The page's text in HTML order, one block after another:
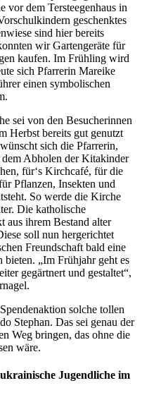
vor dem Tersteegenhaus in
geschenktes
sind hier bereits
wir Gartengeräte für
kaufen. Im Frühling wird
sich Pfarrerin Mareike
einen symbolischen
sei von den Besucherinnen
Herbst bereits gut genutzt
sich die Pfarrerin,
dem Abholen der Kitakinder
für‘s Kirchcafé, für die
Pflanzen, Insekten und
So werde die Kirche
Die katholische
aus ihrem Bestand alter
soll nun hergerichtet
Freundschaft bald eine
bieten. „Im Frühjahr geht es
gegärtnert und gestaltet“,
solche tollen
Stephan. Das sei genau der
Weg bringen, das ohne die
wäre.
Jugendliche im